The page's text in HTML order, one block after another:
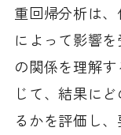
重回帰分析は
によって影響
の関係を理解
じて、結果に
るかを評価し